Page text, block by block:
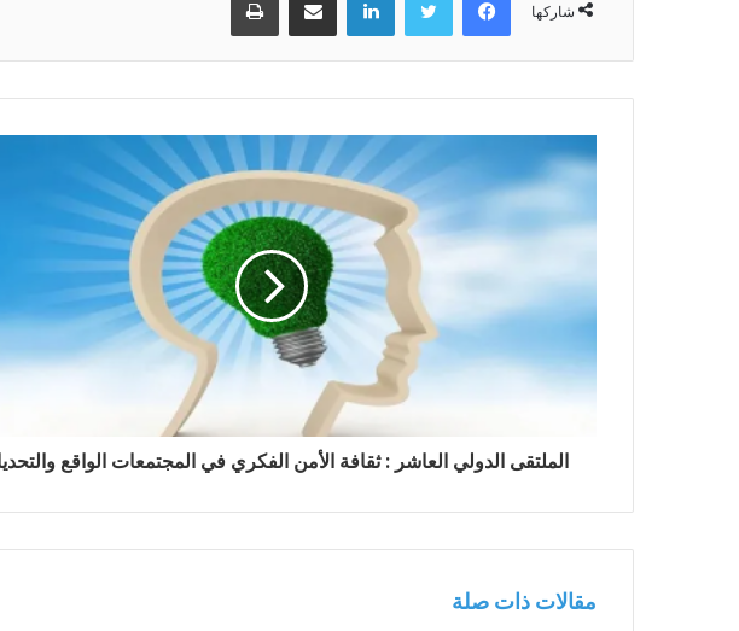
شاركها
الملتقى الدولي العاشر : ثقافة الأمن الفكري في المجتمعات الواقع
مقالات ذات صلة